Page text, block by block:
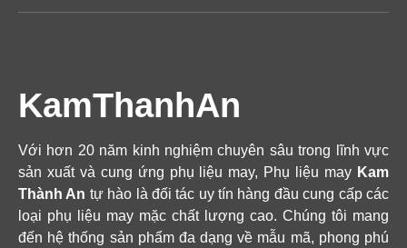
KamThanhAn
Với hơn 20 năm kinh nghiệm chuyên sâu trong lĩnh vực
sản xuất và cung ứng phụ liệu may, Phụ liệu may Kam
Thành An tự hào là đối tác uy tín hàng đầu cung cấp các
loại phụ liệu may mặc chất lượng cao. Chúng tôi mang
đến hệ thống sản phẩm đa dạng về mẫu mã, phong phú